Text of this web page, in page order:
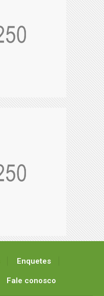
Enquetes
Fale conosco